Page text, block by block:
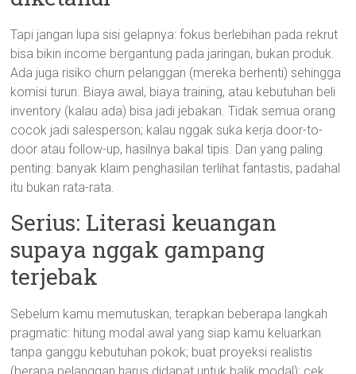
Tapi jangan lupa sisi gelapnya: fokus berlebihan pada rekrut
bisa bikin income bergantung pada jaringan, bukan produk.
Ada juga risiko churn pelanggan (mereka berhenti) sehingga
komisi turun. Biaya awal, biaya training, atau kebutuhan beli
inventory (kalau ada) bisa jadi jebakan. Tidak semua orang
cocok jadi salesperson; kalau nggak suka kerja door-to-
door atau follow-up, hasilnya bakal tipis. Dan yang paling
penting: banyak klaim penghasilan terlihat fantastis, padahal
itu bukan rata-rata.
Serius: Literasi keuangan
supaya nggak gampang
terjebak
Sebelum kamu memutuskan, terapkan beberapa langkah
pragmatic: hitung modal awal yang siap kamu keluarkan
tanpa ganggu kebutuhan pokok; buat proyeksi realistis